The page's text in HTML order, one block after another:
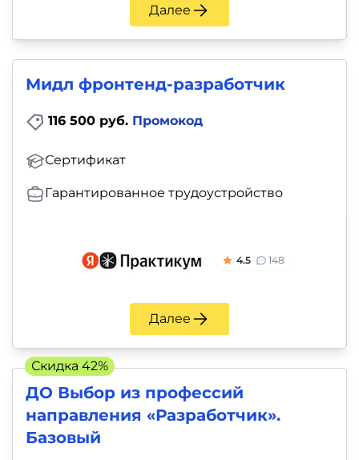
Далее
Мидл фронтенд-разработчик
116 500 руб. Промокод
Сертификат
Гарантированное трудоустройство
4.5 148
Далее
ДО Выбор из профессий
направления «Разработчик».
Базовый
Скидка 42%